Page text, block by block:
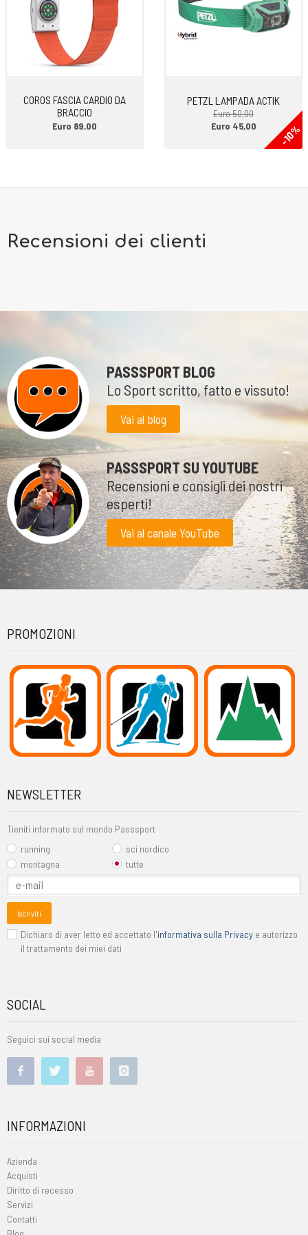
COROS FASCIA CARDIO DA
BRACCIO
Euro 89,00
PETZL LAMPADA ACTIK
Euro 50,00
-10%
Euro 45,00
Recensioni dei clienti
PASSSPORT BLOG
Lo Sport scritto, fatto e vissuto!
Vai al blog
PASSSPORT SU YOUTUBE
Recensioni e consigli dei nostri
esperti!
Vai al canale YouTube
PROMOZIONI
NEWSLETTER
Tieniti informato sul mondo Passsport
running
sci nordico
montagna
tutte
Iscriviti
Dichiaro di aver letto ed accettato l'informativa sulla Privacy e autorizzo
il trattamento dei miei dati
SOCIAL
Seguici sui social media
INFORMAZIONI
Azienda
Acquisti
Diritto di recesso
Servizi
Contatti